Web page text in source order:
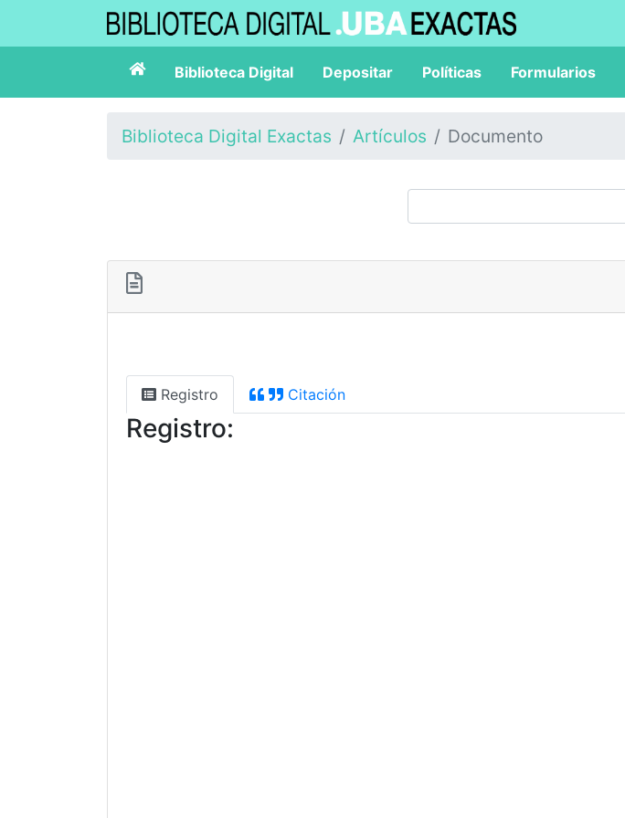
Biblioteca Digital Depositar Políticas Formularios
Biblioteca Digital Exactas Artículos Documento
Registro Citación
Registro: